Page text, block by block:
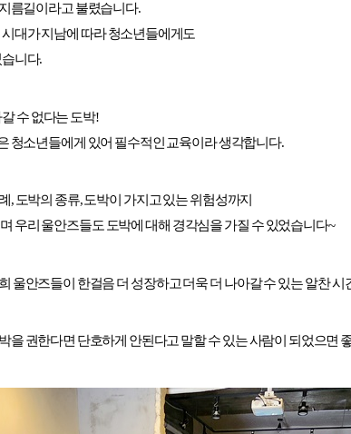
름길이라고 불렸습니다.
대가 지남에 따라 청소년들에게도
니다.
수 없다는 도박!
청소년들에게 있어 필수적인 교육이라 생각합니다.
, 도박의 종류, 도박이 가지고 있는 위험성까지
우리 울안즈들도 도박에 대해 경각심을 가질 수 있었습니다~
울안즈들이 한걸음 더 성장하고 더욱 더 나아갈 수 있는 알찬 시
을 권한다면 단호하게 안된다고 말할 수 있는 사람이 되었으면